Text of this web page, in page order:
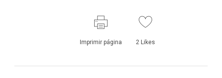
Imprimir página 2Likes